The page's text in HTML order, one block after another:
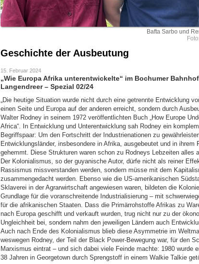
Bafta Sarbo und
Geschichte der Ausbeutung
15. Februar 2024
„Wie Europa Afrika unterentwickelte“ im Bochumer Bahnhof
Langendreer – Spezial 02/24
„Die heutige Situation wurde nicht durch eine getrennte Entwicklung
einen Seite und Europa auf der anderen erreicht, sondern durch
Walter Rodney in seinem 1972 veröffentlichten Buch „How Europe
Africa“. In Entwicklung und Unterentwicklung sah Rodney ein
Begriffspaar: Um den Fortschritt der Industrienationen zu
Entwicklungsländer, insbesondere in Afrika, ausgebeutet und in ihrem
gehemmt. Diese Strukturen waren schon zu Rodneys Lebzeiten alles
Der Kolonialismus, so der guyanische Autor, dürfe nicht als reiner
Rassismus missverstanden werden, sondern müsse mit dem
zusammengedacht werden. Ebenso wie die US-amerikanischen
Sklaverei in der Agrarwirtschaft angewiesen waren, bildeten die
Grundlage für die voranschreitende Industrialisierung – mit
für die afrikanischen Staaten. Dass die Primärrohstoffe Afrikas zu
nach Europa geschifft und verkauft wurden, trug nicht nur zu der
Ungleichheit bei, sondern nahm den jeweiligen Ländern auch
Auch nach Ende des Kolonialismus blieb diese Asymmetrie im
weswegen Rodney, der Teil der Black Power-Bewegung war, für den
Marxismus eintrat – und sich dabei viele Feinde machte: 1980 wurde
38 Jahren in Georgetown durch Sprengstoff in einem Walkie Talkie